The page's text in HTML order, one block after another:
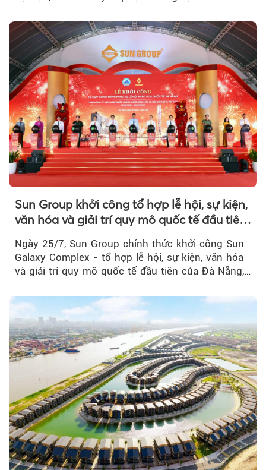
Sun Group khởi công tổ hợp lễ hội, sự kiện,
văn hóa và giải trí quy mô quốc tế đầu tiên
Ngày 25/7, Sun Group chính thức khởi công Sun
Galaxy Complex - tổ hợp lễ hội, sự kiện, văn hóa
và giải trí quy mô quốc tế đầu tiên của Đà Nẵng,…